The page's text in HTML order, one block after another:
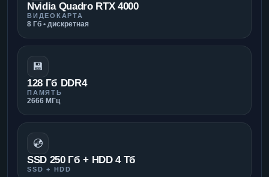
Nvidia Quadro RTX 4000
ВИДЕОКАРТА
8 Гб • дискретная
💾
128 Гб DDR4
ПАМЯТЬ
2666 МГц
💿
SSD 250 Гб + HDD 4 Тб
SSD + HDD